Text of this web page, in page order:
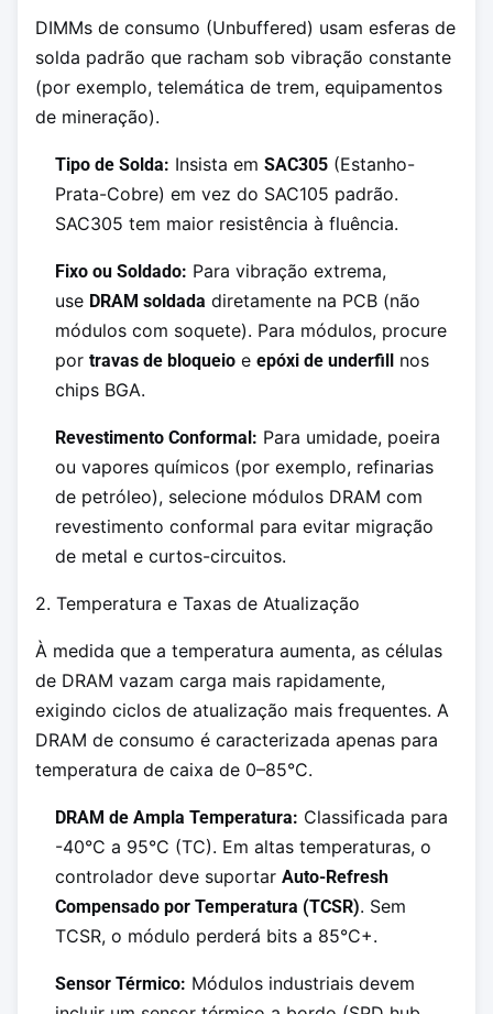
DIMMs de consumo (Unbuffered) usam esferas de
solda padrão que racham sob vibração constante
(por exemplo, telemática de trem, equipamentos
de mineração).
Tipo de Solda: Insista em SAC305 (Estanho-
Prata-Cobre) em vez do SAC105 padrão.
SAC305 tem maior resistência à fluência.
Fixo ou Soldado: Para vibração extrema,
use DRAM soldada diretamente na PCB (não
módulos com soquete). Para módulos, procure
por travas de bloqueio e epóxi de underfill nos
chips BGA.
Revestimento Conformal: Para umidade, poeira
ou vapores químicos (por exemplo, refinarias
de petróleo), selecione módulos DRAM com
revestimento conformal para evitar migração
de metal e curtos-circuitos.
2. Temperatura e Taxas de Atualização
À medida que a temperatura aumenta, as células
de DRAM vazam carga mais rapidamente,
exigindo ciclos de atualização mais frequentes. A
DRAM de consumo é caracterizada apenas para
temperatura de caixa de 0–85°C.
DRAM de Ampla Temperatura: Classificada para
-40°C a 95°C (TC). Em altas temperaturas, o
controlador deve suportar Auto-Refresh
Compensado por Temperatura (TCSR). Sem
TCSR, o módulo perderá bits a 85°C+.
Sensor Térmico: Módulos industriais devem